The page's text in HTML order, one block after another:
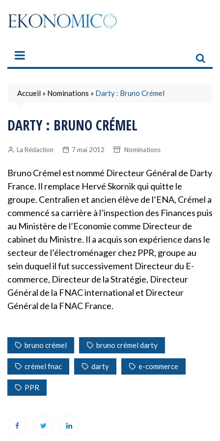
content
Accueil » Nominations » Darty : Bruno Crémel
DARTY : BRUNO CRÉMEL
La Rédaction 7 mai 2012 Nominations
Bruno Crémel est nommé Directeur Général de Darty
France. Il remplace Hervé Skornik qui quitte le
groupe. Centralien et ancien élève de l’ENA, Crémel a
commencé sa carrière à l’inspection des Finances puis
au Ministère de l’Economie comme Directeur de
cabinet du Ministre. Il a acquis son expérience dans le
secteur de l’électroménager chez PPR, groupe au
sein duquel il fut successivement Directeur du E-
commerce, Directeur de la Stratégie, Directeur
Général de la FNAC international et Directeur
Général de la FNAC France.
bruno crémel bruno crémel darty
crémel fnac darty e-commerce
PPR